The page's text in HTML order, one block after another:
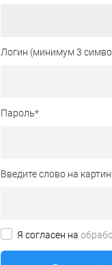
Логин (минимум 3
Пароль*
Введите слово на
Я согласен на